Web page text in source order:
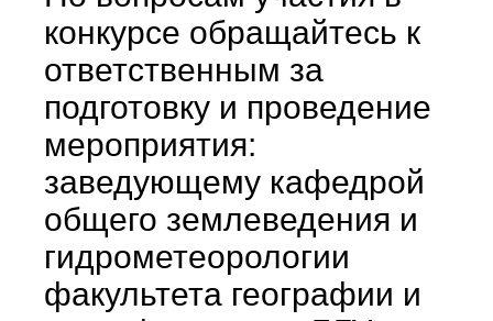
конкурсе обращайтесь к
ответственным за
подготовку и проведение
мероприятия:
заведующему кафедрой
общего землеведения и
гидрометеорологии
факультета географии и